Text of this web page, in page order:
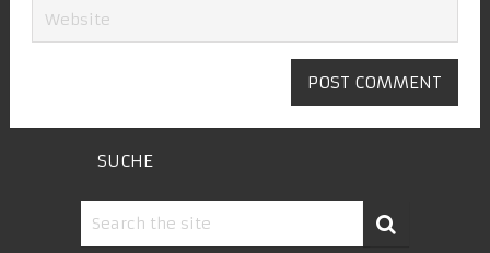
SUCHE